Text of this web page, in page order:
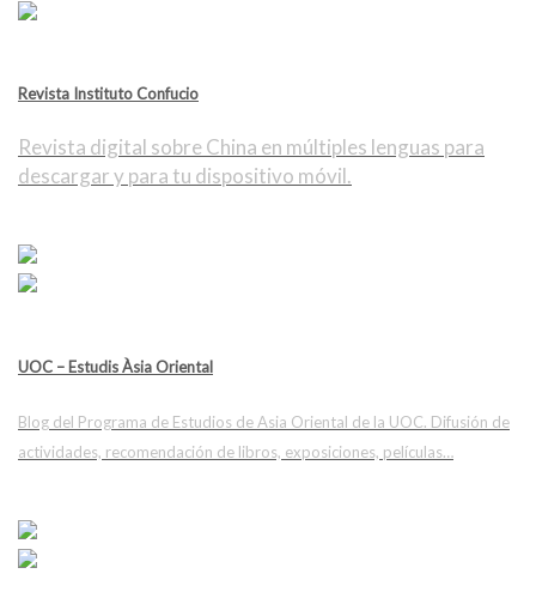
Revista Instituto Confucio
Revista digital sobre China en múltiples lenguas para
descargar y para tu dispositivo móvil.
UOC – Estudis Àsia Oriental
Blog del Programa de Estudios de Asia Oriental de la UOC. Difusión de
actividades, recomendación de libros, exposiciones, películas…